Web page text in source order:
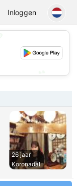
Inloggen
26 jaar
Koronadal